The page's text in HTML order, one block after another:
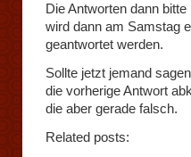
Die Antworten dann
wird dann am Samstag
geantwortet werden.
Sollte jetzt jemand
die vorherige Antwort
die aber gerade falsch.
Related posts: